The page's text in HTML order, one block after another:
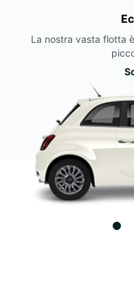
La nostra vasta flotta